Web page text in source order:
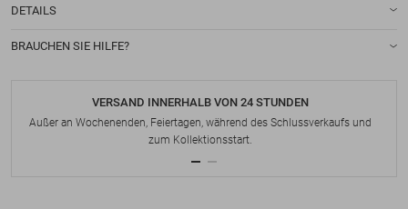
DETAILS
BRAUCHEN SIE HILFE?
VERSAND INNERHALB VON 24 STUNDEN
Außer an Wochenenden, Feiertagen, während des Schlussverkaufs und
zum Kollektionsstart.